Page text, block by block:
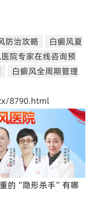
防治攻略
白癜风夏
院专家在线咨询预
白癜风全周期管理
8790.html
的“隐形杀手”有哪